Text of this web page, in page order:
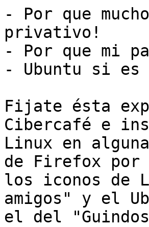
- Por que
privativo!
- Por que mi
- Ubuntu si
Fijate ésta
Cibercafé e
Linux en
de Firefox
los iconos de
amigos" y el
el del